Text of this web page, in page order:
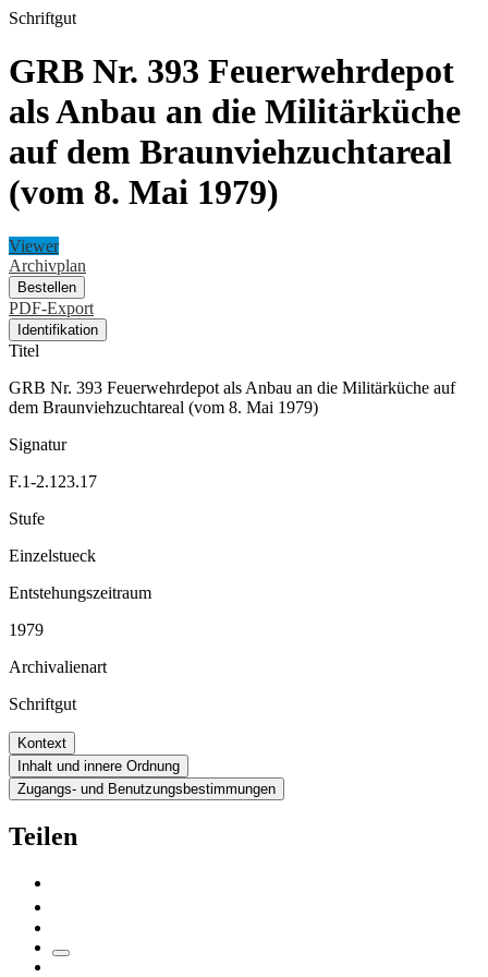
Schriftgut
GRB Nr. 393 Feuerwehrdepot
als Anbau an die Militärküche
auf dem Braunviehzuchtareal
(vom 8. Mai 1979)
Viewer
Archivplan
Bestellen
PDF-Export
Identifikation
Titel
GRB Nr. 393 Feuerwehrdepot als Anbau an die Militärküche auf
dem Braunviehzuchtareal (vom 8. Mai 1979)
Signatur
F.1-2.123.17
Stufe
Einzelstueck
Entstehungszeitraum
1979
Archivalienart
Schriftgut
Kontext
Inhalt und innere Ordnung
Zugangs- und Benutzungsbestimmungen
Teilen